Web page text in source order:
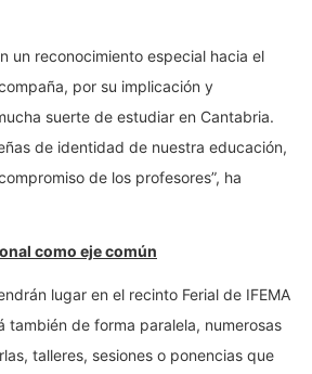
un reconocimiento especial hacia el
por su implicación y
suerte de estudiar en Cantabria.
de identidad de nuestra educación,
de los profesores”, ha
como eje común
lugar en el recinto Ferial de IFEMA
también de forma paralela, numerosas
talleres, sesiones o ponencias que